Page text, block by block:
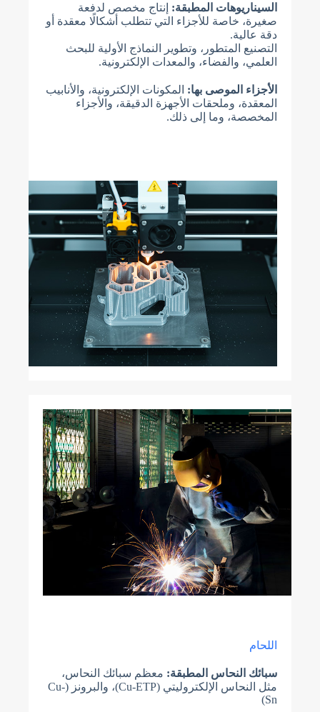
السيناريوهات المطبقة: إنتاج مخصص لدفعة
صغيرة، خاصة للأجزاء التي تتطلب أشكالًا معقدة أو
دقة عالية.
التصنيع المتطور، وتطوير النماذج الأولية للبحث
العلمي، والفضاء، والمعدات الإلكترونية.
الأجزاء الموصى بها: المكونات الإلكترونية، والأنابيب
المعقدة، وملحقات الأجهزة الدقيقة، والأجزاء
المخصصة، وما إلى ذلك.
اللحام
سبائك النحاس المطبقة: معظم سبائك النحاس،
مثل النحاس الإلكتروليتي (Cu-ETP)، والبرونز (Cu-
Sn)